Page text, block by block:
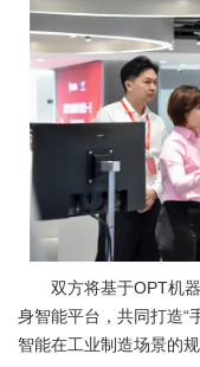
双方将基于OPT机器
身智能平台，共同打造“
智能在工业制造场景的规